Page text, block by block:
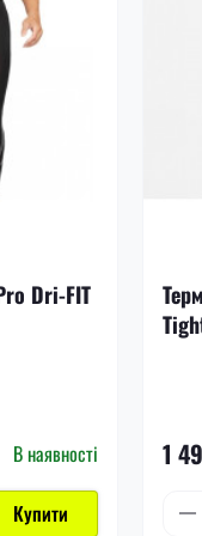
Dri-FIT
В наявності
Купити
1